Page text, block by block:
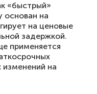
«быстрый»
основан на
на ценовые
задержкой.
применяется
на